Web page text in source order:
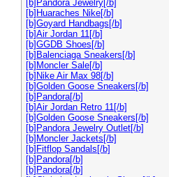
[b]Pandora Jewelry[/b]
[b]Huaraches Nike[/b]
[b]Goyard Handbags[/b]
[b]Air Jordan 11[/b]
[b]GGDB Shoes[/b]
[b]Balenciaga Sneakers[/b]
[b]Moncler Sale[/b]
[b]Nike Air Max 98[/b]
[b]Golden Goose Sneakers[/b]
[b]Pandora[/b]
[b]Air Jordan Retro 11[/b]
[b]Golden Goose Sneakers[/b]
[b]Pandora Jewelry Outlet[/b]
[b]Moncler Jackets[/b]
[b]Fitflop Sandals[/b]
[b]Pandora[/b]
[b]Pandora[/b]